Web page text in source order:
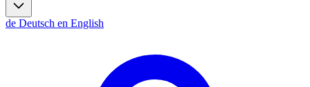
de Deutsch en English